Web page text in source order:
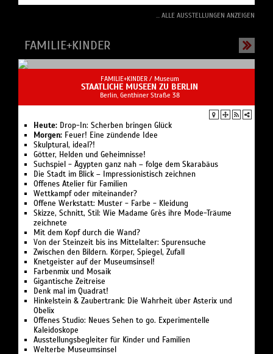
... ALLE AUSSTELLUNGEN ANZEIGEN
FAMILIE+KINDER
FAMILIE+KINDER / Museum
STAATLICHE MUSEEN ZU BERLIN
Berlin, Genthiner Straße 38
Heute: Drop-In: Scherben bringen Glück
Morgen: Feuer! Eine zündende Idee
Skulptural, ideal?!
Götter, Helden und Geheimnisse!
Suchspiel - Ägypten ganz nah – folge dem Skarabäus
Die Stadt im Blick – Impressionistisch zeichnen
Offenes Atelier für Familien
Wettkampf oder miteinander?
Offene Werkstatt: Muster - Farbe - Kleidung
Skizze, Schnitt, Stil: Wie Madame Grès ihre Mode-Träume
zeichnete
Mit dem Kopf durch die Wand?
Von der Steinzeit bis ins Mittelalter: Spurensuche
Zwischen den Bildern. Körper, Spiegel, Zufall
Knetgeister auf der Museumsinsel!
Farbenmix und Mosaik
Gigantische Zeitreise
Denk mal im Quadrat!
Hinkelstein & Zaubertrank: Die Wahrheit über Asterix und
Obelix
Offenes Studio: Neues Sehen to go. Experimentelle
Kaleidoskope
Ausstellungsbegleiter für Kinder und Familien
Welterbe Museumsinsel